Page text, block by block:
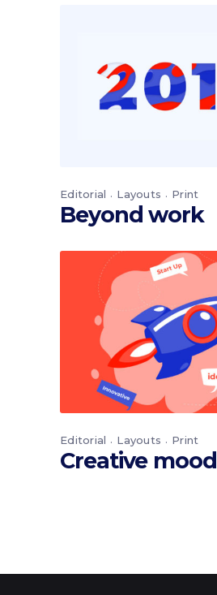
Editorial Layouts Print
Beyond work
Editorial Layouts Print
Creative mood